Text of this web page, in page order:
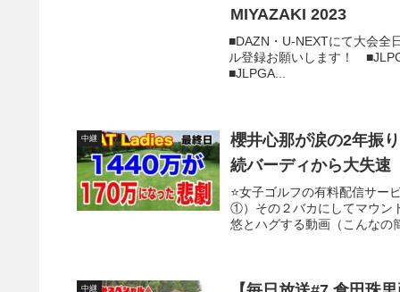
MIYAZAKI 2023
■DAZN・U-NEXTにて大会全
ル登録お願いします！
■JLPGA...
中継
櫻井心那が涙の2年振
続バーディから大失速
⭐️女子ゴルフの有料配信サー
①）その２バカにしてマウン
悠とハグする動画（こんなの
中継